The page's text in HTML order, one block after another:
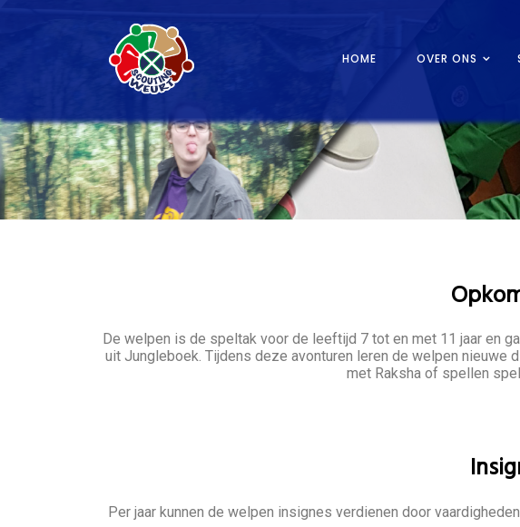
Scouting Weurt HOME OVER ONS
De welpen is de speltak voor de leeftijd 7 tot en met 11 jaar en
uit Jungleboek. Tijdens deze avonturen leren de welpen nieuwe
met Raksha of spellen
Per jaar kunnen de welpen insignes verdienen door